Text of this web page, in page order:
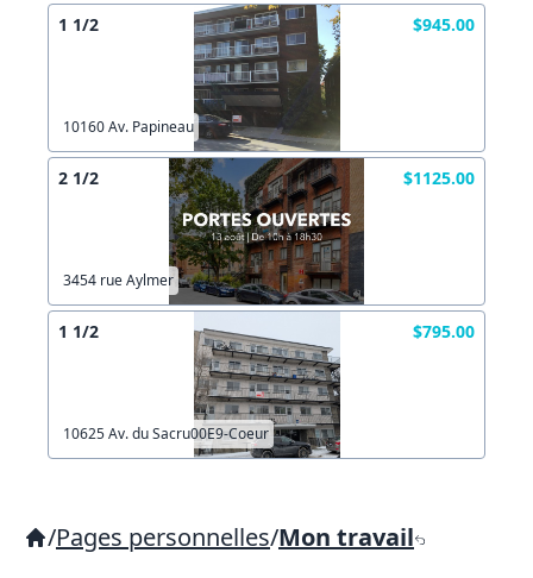
1 1/2 $945.00
10160 Av. Papineau
2 1/2 $1125.00
3454 rue Aylmer
1 1/2 $795.00
10625 Av. du Sacru00E9-Coeur
/Pages personnelles/Mon travail